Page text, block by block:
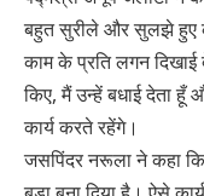
बहुत सुरीले और सुलझे हुए
काम के प्रति लगन
किए, मैं उन्हें बधाई देता
कार्य करते रहेंगे।
जसपिंदर नरूला ने कहा